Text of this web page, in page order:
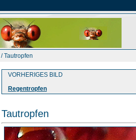
/ Tautropfen
VORHERIGES BILD
Regentropfen
Tautropfen